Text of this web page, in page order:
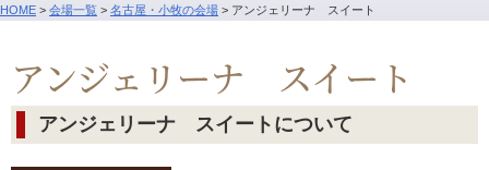
HOME > 会場一覧 > 名古屋・小牧の会場 > アンジェリーナ スイート
アンジェリーナ スイート
アンジェリーナ スイートについて